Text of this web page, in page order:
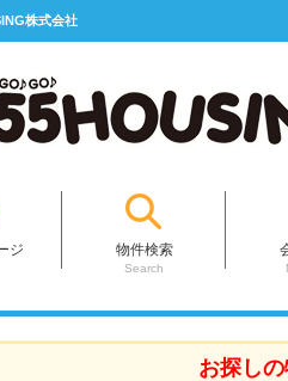
株式会社
ジ 物件検索
Search
お探し